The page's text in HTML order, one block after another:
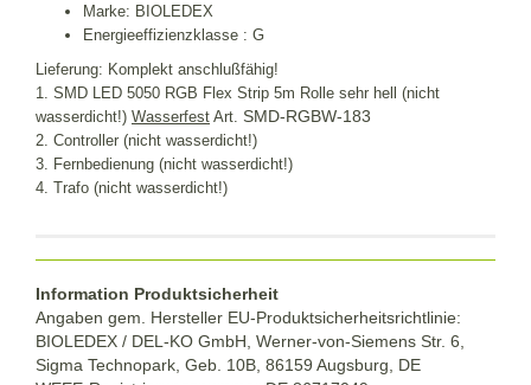
Marke: BIOLEDEX
Energieeffizienzklasse : G
Lieferung: Komplekt anschlußfähig!
1. SMD LED 5050 RGB Flex Strip 5m Rolle sehr hell (nicht
wasserdicht!) Wasserfest Art. SMD-RGBW-183
2. Controller (nicht wasserdicht!)
3. Fernbedienung (nicht wasserdicht!)
4. Trafo (nicht wasserdicht!)
Information Produktsicherheit
Angaben gem. Hersteller EU-Produktsicherheitsrichtlinie:
BIOLEDEX / DEL-KO GmbH, Werner-von-Siemens Str. 6,
Sigma Technopark, Geb. 10B, 86159 Augsburg, DE